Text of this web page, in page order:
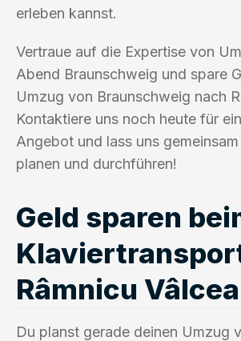
erleben kannst.
Vertraue auf die Expertise von
Abend Braunschweig und spare
Umzug von Braunschweig nach
Kontaktiere uns noch heute für
Angebot und lass uns
planen und durchführen!
Geld sparen
Râmnicu Vâlcea
Du planst gerade deinen Umzug